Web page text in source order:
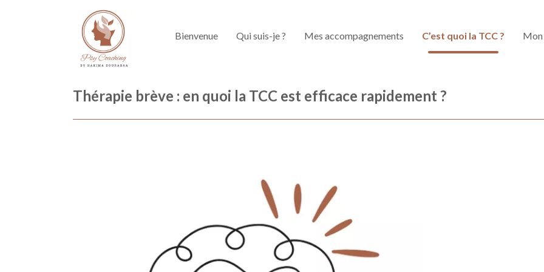
Bienvenue Qui suis-je ? Mes accompagnements C’est quoi la TCC ? Mon
Thérapie brève : en quoi la TCC est efficace rapidement ?